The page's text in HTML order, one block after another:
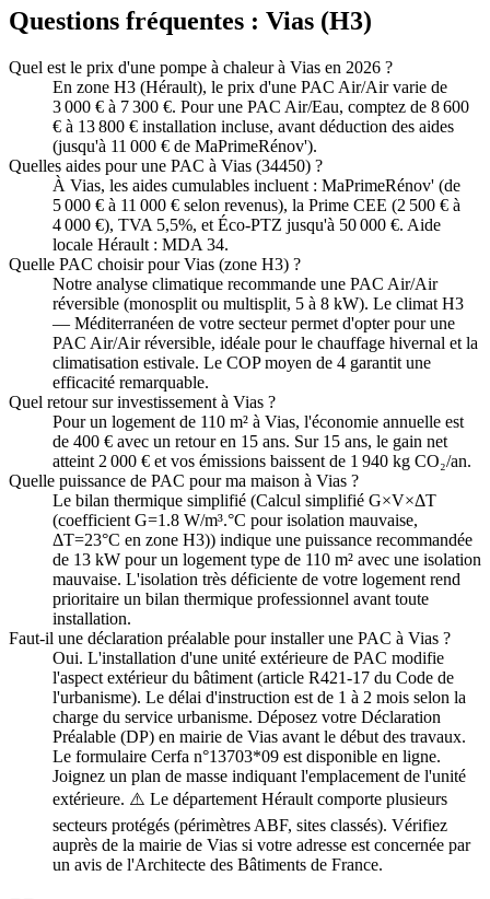
Questions fréquentes : Vias (H3)
Quel est le prix d'une pompe à chaleur à Vias en 2026 ?
En zone H3 (Hérault), le prix d'une PAC Air/Air varie de
3 000 € à 7 300 €. Pour une PAC Air/Eau, comptez de 8 600
€ à 13 800 € installation incluse, avant déduction des aides
(jusqu'à 11 000 € de MaPrimeRénov').
Quelles aides pour une PAC à Vias (34450) ?
À Vias, les aides cumulables incluent : MaPrimeRénov' (de
5 000 € à 11 000 € selon revenus), la Prime CEE (2 500 € à
4 000 €), TVA 5,5%, et Éco-PTZ jusqu'à 50 000 €. Aide
locale Hérault : MDA 34.
Quelle PAC choisir pour Vias (zone H3) ?
Notre analyse climatique recommande une PAC Air/Air
réversible (monosplit ou multisplit, 5 à 8 kW). Le climat H3
— Méditerranéen de votre secteur permet d'opter pour une
PAC Air/Air réversible, idéale pour le chauffage hivernal et la
climatisation estivale. Le COP moyen de 4 garantit une
efficacité remarquable.
Quel retour sur investissement à Vias ?
Pour un logement de 110 m² à Vias, l'économie annuelle est
de 400 € avec un retour en 15 ans. Sur 15 ans, le gain net
atteint 2 000 € et vos émissions baissent de 1 940 kg CO₂/an.
Quelle puissance de PAC pour ma maison à Vias ?
Le bilan thermique simplifié (Calcul simplifié G×V×ΔT
(coefficient G=1.8 W/m³.°C pour isolation mauvaise,
ΔT=23°C en zone H3)) indique une puissance recommandée
de 13 kW pour un logement type de 110 m² avec une isolation
mauvaise. L'isolation très déficiente de votre logement rend
prioritaire un bilan thermique professionnel avant toute
installation.
Faut-il une déclaration préalable pour installer une PAC à Vias ?
Oui. L'installation d'une unité extérieure de PAC modifie
l'aspect extérieur du bâtiment (article R421-17 du Code de
l'urbanisme). Le délai d'instruction est de 1 à 2 mois selon la
charge du service urbanisme. Déposez votre Déclaration
Préalable (DP) en mairie de Vias avant le début des travaux.
Le formulaire Cerfa n°13703*09 est disponible en ligne.
Joignez un plan de masse indiquant l'emplacement de l'unité
extérieure. ⚠️ Le département Hérault comporte plusieurs
secteurs protégés (périmètres ABF, sites classés). Vérifiez
auprès de la mairie de Vias si votre adresse est concernée par
un avis de l'Architecte des Bâtiments de France.